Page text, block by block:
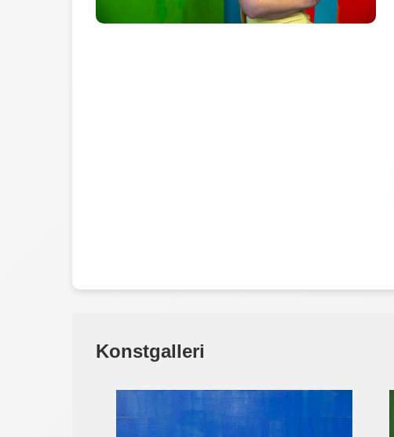
Konstgalleri